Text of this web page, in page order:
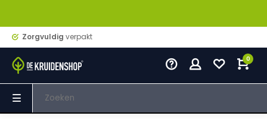
Zorgvuldig verpakt
0